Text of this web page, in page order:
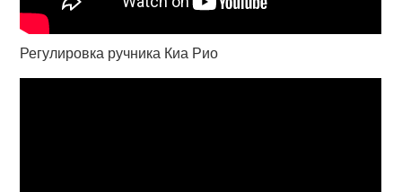
Регулировка ручника Киа Рио